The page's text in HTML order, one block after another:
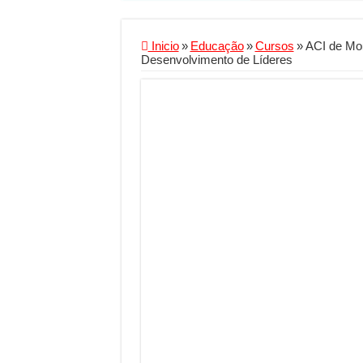
Conheça a melhor
Segurança digital se
De economista a
Qualidade do
Inicio » Educação » Cursos » ACI de
Desenvolvimento de Líderes